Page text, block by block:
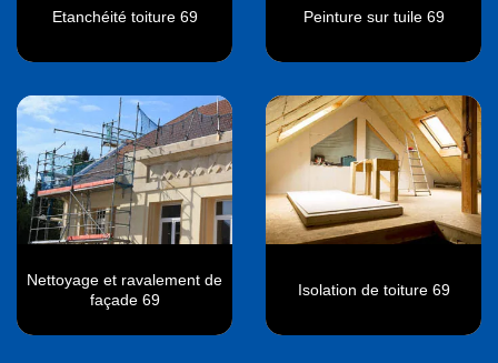
Etanchéité toiture 69 Peinture sur tuile 69
Nettoyage et ravalement de
façade 69
Isolation de toiture 69